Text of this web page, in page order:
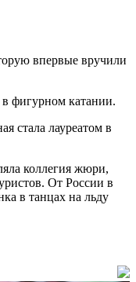
впервые вручили
фигурном катании.
стала лауреатом в
коллегия жюри,
От России в
в танцах на льду